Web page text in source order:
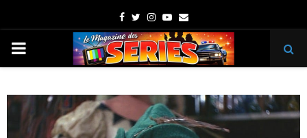
Facebook
TwitterInstagram
Youtube
Email
PRIMARY